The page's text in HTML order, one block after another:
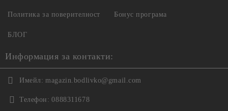
Политика за поверителност Бонус програма
БЛОГ
Информация за контакти:
Имейл: magazin.bodlivko@gmail.com
Телефон: 0888311678